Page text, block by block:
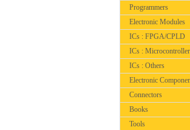
Programmers
Electronic Modules
ICs : FPGA/CPLD
ICs : Microcontroller
ICs : Others
Electronic
Connectors
Books
Tools